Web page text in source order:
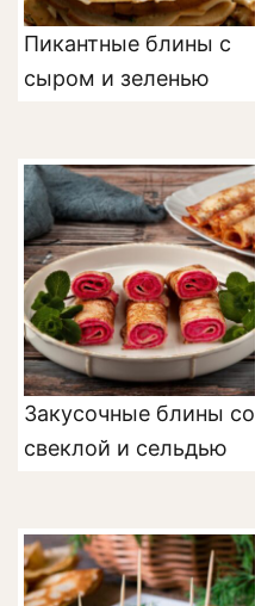
Пикантные блины с
сыром и зеленью
Закусочные блины со
свеклой и сельдью